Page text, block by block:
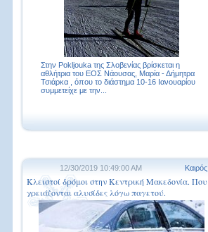
Στην Pokljouka της Σλοβενίας βρίσκεται η
αθλήτρια του ΕΟΣ Νάουσας, Μαρία - Δήμητρα
Τσιάρκα , όπου το διάστημα 10-16 Ιανουαρίου
συμμετείχε με την...
12/30/2019 10:49:00 AM Καιρός
Κλειστοί δρόμοι στην Κεντρική Μακεδονία. Που
χρειάζονται αλυσίδες λόγω παγετού.